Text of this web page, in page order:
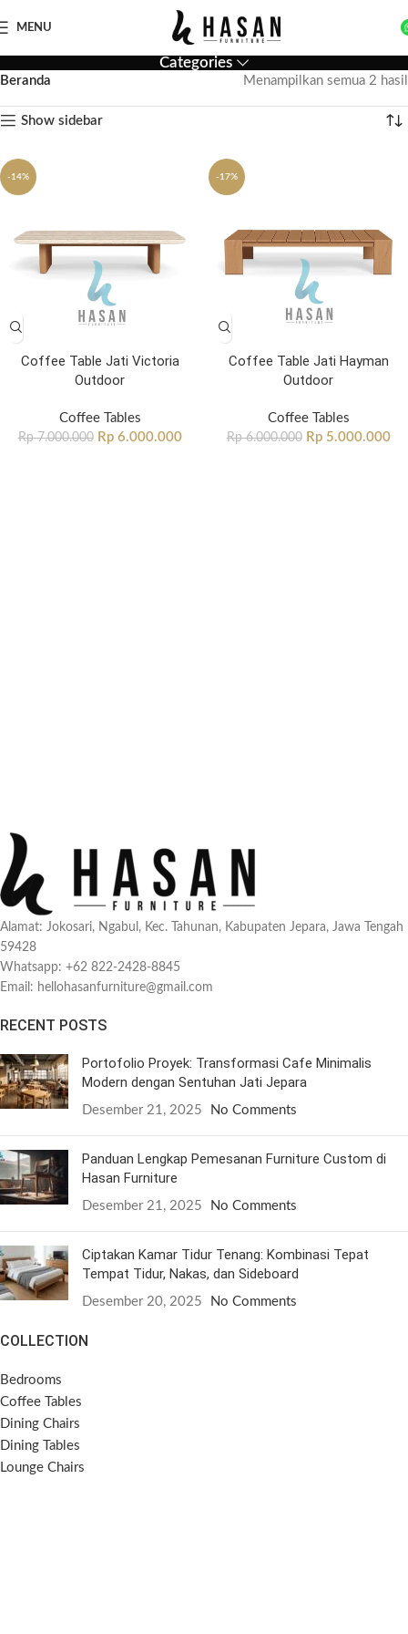
MENU
Categories
Beranda Menampilkan semua 2 hasil
Show sidebar
-14%
Coffee Table Jati Victoria
Outdoor
Coffee Tables
Rp7.000.000 Rp6.000.000
-17%
Coffee Table Jati Hayman
Outdoor
Coffee Tables
Rp6.000.000 Rp5.000.000
Alamat: Jokosari, Ngabul, Kec. Tahunan, Kabupaten Jepara, Jawa Tengah
59428
Whatsapp: +62 822-2428-8845
Email: hellohasanfurniture@gmail.com
RECENT POSTS
Portofolio Proyek: Transformasi Cafe Minimalis
Modern dengan Sentuhan Jati Jepara
Desember 21, 2025 No Comments
Panduan Lengkap Pemesanan Furniture Custom di
Hasan Furniture
Desember 21, 2025 No Comments
Ciptakan Kamar Tidur Tenang: Kombinasi Tepat
Tempat Tidur, Nakas, dan Sideboard
Desember 20, 2025 No Comments
COLLECTION
Bedrooms
Coffee Tables
Dining Chairs
Dining Tables
Lounge Chairs